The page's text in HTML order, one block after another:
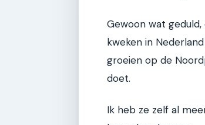
Gewoon wat
kweken in
groeien op de
doet.
Ik heb ze zelf al